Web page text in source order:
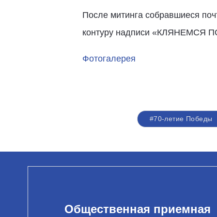
После митинга собравшиеся
контуру надписи «КЛЯНЕМСЯ
Фотогалерея
#70-летие Победы
Общественная приемная